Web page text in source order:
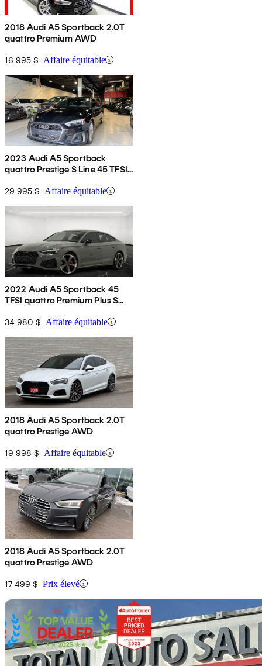
2018 Audi A5 Sportback 2.0T
quattro Premium AWD
16 995 $ Affaire équitable
2023 Audi A5 Sportback
quattro Prestige S Line 45 TFSI
29 995 $ Affaire équitable
2022 Audi A5 Sportback 45
TFSI quattro Premium Plus S
34 980 $ Affaire équitable
2018 Audi A5 Sportback 2.0T
quattro Prestige AWD
19 998 $ Affaire équitable
2018 Audi A5 Sportback 2.0T
quattro Prestige AWD
17 499 $ Prix élevé